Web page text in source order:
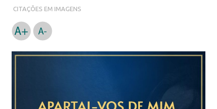
CITAÇÕES EM IMAGENS